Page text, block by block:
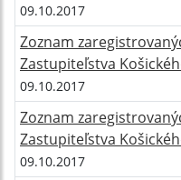
09.10.2017
Zoznam
Zastupiteľstva
09.10.2017
Zoznam
Zastupiteľstva
09.10.2017